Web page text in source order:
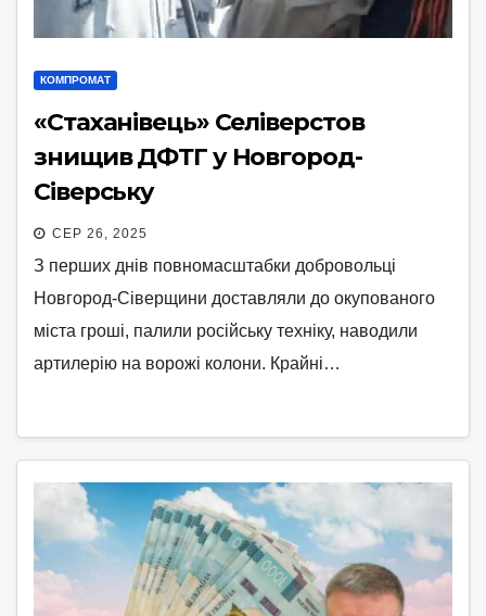
КОМПРОМАТ
«Стаханівець» Селіверстов
знищив ДФТГ у Новгород-
Сіверську
СЕР 26, 2025
З перших днів повномасштабки добровольці
Новгород-Сіверщини доставляли до окупованого
міста гроші, палили російську техніку, наводили
артилерію на ворожі колони. Крайні…